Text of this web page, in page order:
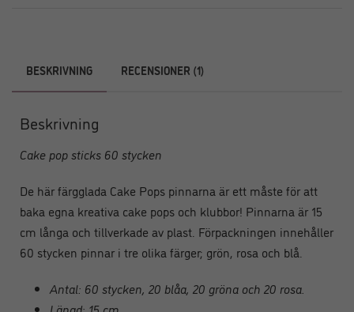
BESKRIVNING RECENSIONER (1)
Beskrivning
Cake pop sticks 60 stycken
De här färgglada Cake Pops pinnarna är ett måste för att
baka egna kreativa cake pops och klubbor! Pinnarna är 15
cm långa och tillverkade av plast. Förpackningen innehåller
60 stycken pinnar i tre olika färger; grön, rosa och blå.
Antal: 60 stycken, 20 blåa, 20 gröna och 20 rosa.